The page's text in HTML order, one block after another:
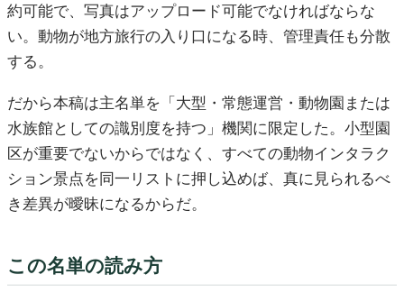
約可能で、写真はアップロード可能でなければならな
い。動物が地方旅行の入り口になる時、管理責任も分散
する。
だから本稿は主名単を「大型・常態運営・動物園または
水族館としての識別度を持つ」機関に限定した。小型園
区が重要でないからではなく、すべての動物インタラク
ション景点を同一リストに押し込めば、真に見られるべ
き差異が曖昧になるからだ。
この名単の読み方